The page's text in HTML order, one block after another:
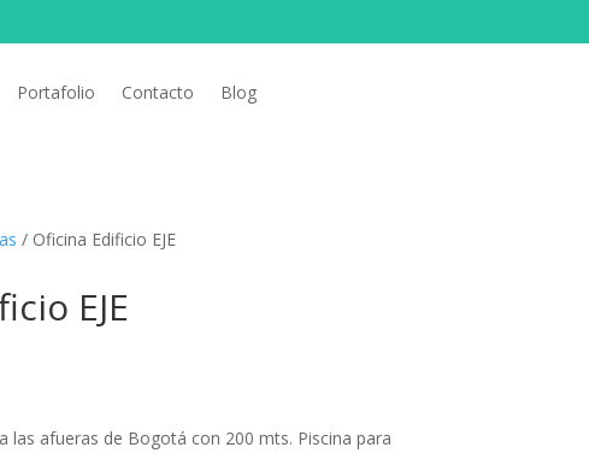
Portafolio Contacto Blog
/ Oficina Edificio EJE
EJE
las afueras de Bogotá con 200 mts. Piscina para